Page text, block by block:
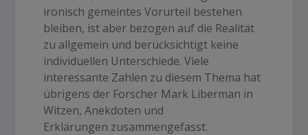
ironisch gemeintes Vorurteil bestehen
bleiben, ist aber bezogen auf die Realität
zu allgemein und berücksichtigt keine
individuellen Unterschiede. Viele
interessante Zahlen zu diesem Thema hat
übrigens der Forscher Mark Liberman in
Witzen, Anekdoten und
Erklärungen zusammengefasst.